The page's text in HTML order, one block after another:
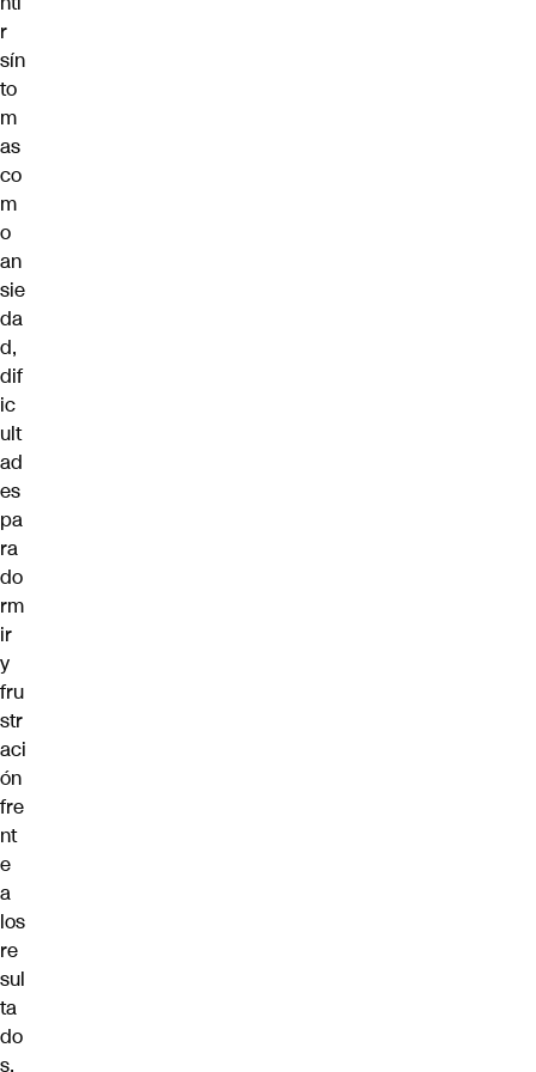
r
sín
to
m
as
co
m
o
an
sie
da
d,
dif
ic
ult
ad
es
pa
ra
do
rm
ir
y
fru
str
aci
ón
fre
nt
e
a
los
re
sul
ta
do
s.